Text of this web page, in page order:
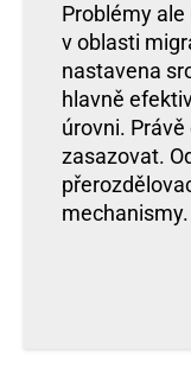
Problémy
v oblasti
nastavena
hlavně
úrovni.
zasazovat.
mechanismy.